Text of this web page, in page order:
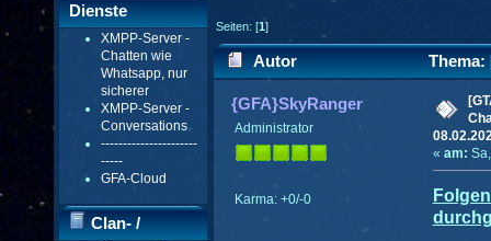
Dienste
XMPP-Server -
Chatten wie
Whatsapp, nur
sicherer
XMPP-Server -
Conversations
----------------------
-----
GFA-Cloud
Clan- /
Seiten: [1]
Autor
Thema:
08.02.2025 (Gelesen 22370 mal)
{GFA}SkyRanger
Administrator
Karma: +0/-0
« am: